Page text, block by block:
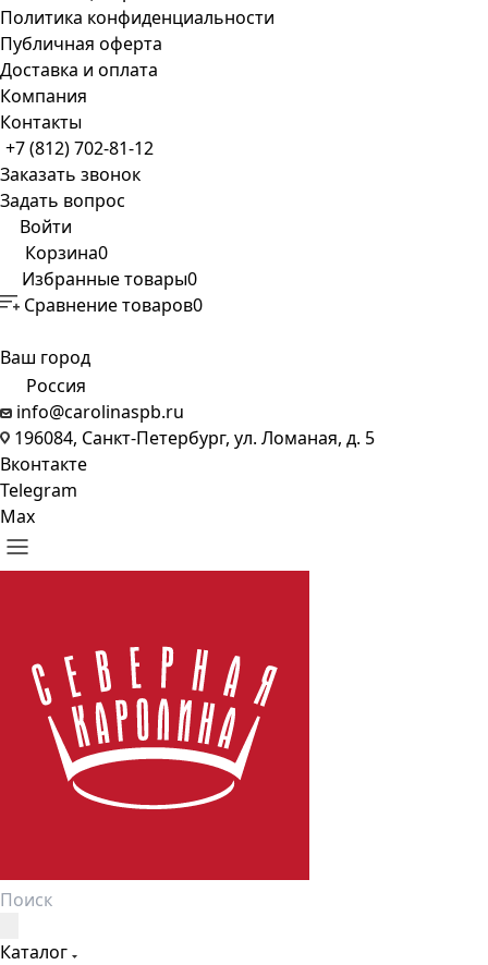
Политика конфиденциальности
Публичная оферта
Доставка и оплата
Компания
Контакты
+7 (812) 702-81-12
Заказать звонок
Задать вопрос
Войти
Корзина0
Избранные товары0
Сравнение товаров0
Ваш город
Россия
info@carolinaspb.ru
196084, Санкт-Петербург, ул. Ломаная, д. 5
Вконтакте
Telegram
Max
Каталог